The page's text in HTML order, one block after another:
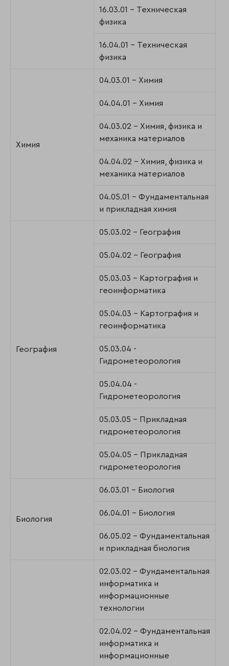
16.03.01 - Техническая
физика
16.04.01 - Техническая
физика
Химия
04.03.01 - Химия
04.04.01 - Химия
04.03.02 - Химия, физика и
механика материалов
04.04.02 - Химия, физика и
механика материалов
04.05.01 - Фундаментальная
и прикладная химия
География
05.03.02 - География
05.04.02 - География
05.03.03 - Картография и
геоинформатика
05.04.03 - Картография и
геоинформатика
05.03.04 -
Гидрометеорология
05.04.04 -
Гидрометеорология
05.03.05 - Прикладная
гидрометеорология
05.04.05 - Прикладная
гидрометеорология
Биология
06.03.01 - Биология
06.04.01 - Биология
06.05.02 - Фундаментальная
и прикладная биология
02.03.02 - Фундаментальная
информатика и
информационные
технологии
02.04.02 - Фундаментальная
информатика и
информационные